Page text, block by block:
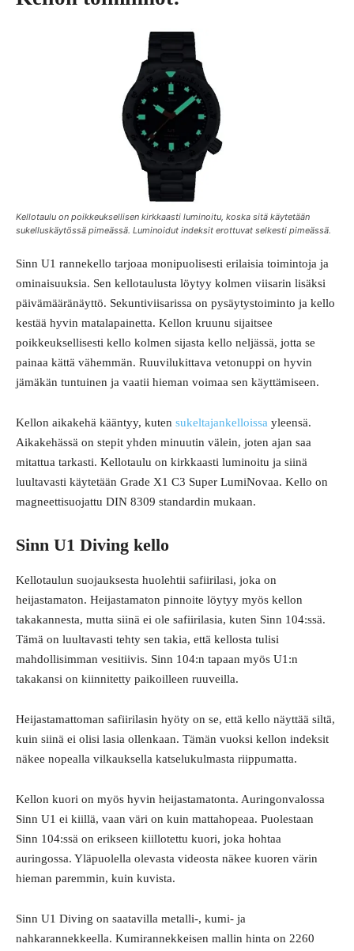
Kellotaulu on poikkeuksellisen kirkkaasti luminoitu, koska sitä käytetään
sukelluskäytössä pimeässä. Luminoidut indeksit erottuvat selkesti pimeässä.
Sinn U1 rannekello tarjoaa monipuolisesti erilaisia toimintoja ja
ominaisuuksia. Sen kellotaulusta löytyy kolmen viisarin lisäksi
päivämääränäyttö. Sekuntiviisarissa on pysäytystoiminto ja kello
kestää hyvin matalapainetta. Kellon kruunu sijaitsee
poikkeuksellisesti kello kolmen sijasta kello neljässä, jotta se
painaa kättä vähemmän. Ruuvilukittava vetonuppi on hyvin
jämäkän tuntuinen ja vaatii hieman voimaa sen käyttämiseen.
Kellon aikakehä kääntyy, kuten sukeltajankelloissa yleensä.
Aikakehässä on stepit yhden minuutin välein, joten ajan saa
mitattua tarkasti. Kellotaulu on kirkkaasti luminoitu ja siinä
luultavasti käytetään Grade X1 C3 Super LumiNovaa. Kello on
magneettisuojattu DIN 8309 standardin mukaan.
Sinn U1 Diving kello
Kellotaulun suojauksesta huolehtii safiirilasi, joka on
heijastamaton. Heijastamaton pinnoite löytyy myös kellon
takakannesta, mutta siinä ei ole safiirilasia, kuten Sinn 104:ssä.
Tämä on luultavasti tehty sen takia, että kellosta tulisi
mahdollisimman vesitiivis. Sinn 104:n tapaan myös U1:n
takakansi on kiinnitetty paikoilleen ruuveilla.
Heijastamattoman safiirilasin hyöty on se, että kello näyttää siltä,
kuin siinä ei olisi lasia ollenkaan. Tämän vuoksi kellon indeksit
näkee nopealla vilkauksella katselukulmasta riippumatta.
Kellon kuori on myös hyvin heijastamatonta. Auringonvalossa
Sinn U1 ei kiillä, vaan väri on kuin mattahopeaa. Puolestaan
Sinn 104:ssä on erikseen kiillotettu kuori, joka hohtaa
auringossa. Yläpuolella olevasta videosta näkee kuoren värin
hieman paremmin, kuin kuvista.
Sinn U1 Diving on saatavilla metalli-, kumi- ja
nahkarannekkeella. Kumirannekkeisen mallin hinta on 2260